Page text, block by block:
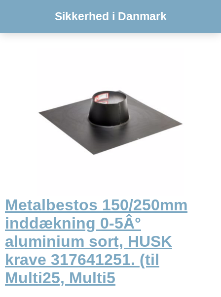
Sikkerhed i Danmark
Metalbestos 150/250mm
inddækning 0-5Â°
aluminium sort, HUSK
krave 317641251. (til
Multi25, Multi5